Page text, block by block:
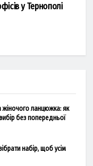
у Тернополі
ланцюжка: як
без попередньої
набір, щоб усім